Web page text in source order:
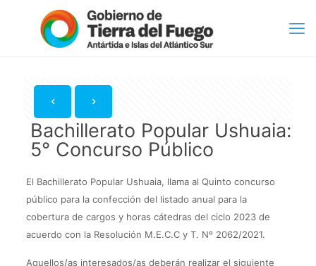
Bachillerato Popular Ushuaia:
5° Concurso Público
El Bachillerato Popular Ushuaia, llama al Quinto concurso
público para la confección del listado anual para la
cobertura de cargos y horas cátedras del ciclo 2023 de
acuerdo con la Resolución M.E.C.C y T. Nº 2062/2021.
Aquellos/as interesados/as deberán realizar el siguiente